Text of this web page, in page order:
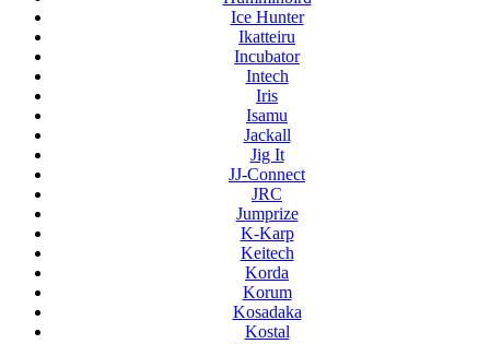
Ice Hunter
Ikatteiru
Incubator
Intech
Iris
Isamu
Jackall
Jig It
JJ-Connect
JRC
Jumprize
K-Karp
Keitech
Korda
Korum
Kosadaka
Kostal